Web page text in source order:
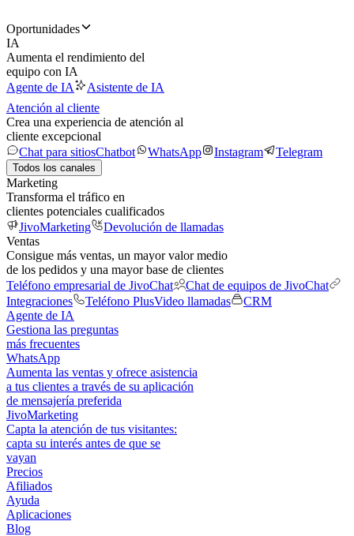
Oportunidades
IA
Aumenta el rendimiento del
equipo con IA
Agente de IA
Asistente de IA
Atención al cliente
Crea una experiencia de atención al
cliente excepcional
Chat para sitiosChatbot WhatsApp Instagram Telegram
Todos los canales
Marketing
Transforma el tráfico en
clientes potenciales cualificados
JivoMarketing
Devolución de llamadas
Ventas
Consigue más ventas, un mayor valor medio
de los pedidos y una mayor base de clientes
Teléfono empresarial de JivoChat
Chat de equipos de JivoChat
Integraciones
Teléfono PlusVideo llamadas
CRM
Agente de IA
Gestiona las preguntas
más frecuentes
WhatsApp
Aumenta las ventas y ofrece asistencia
a tus clientes a través de su aplicación
de mensajería preferida
JivoMarketing
Capta la atención de tus visitantes:
capta su interés antes de que se
vayan
Precios
Afiliados
Ayuda
Aplicaciones
Blog